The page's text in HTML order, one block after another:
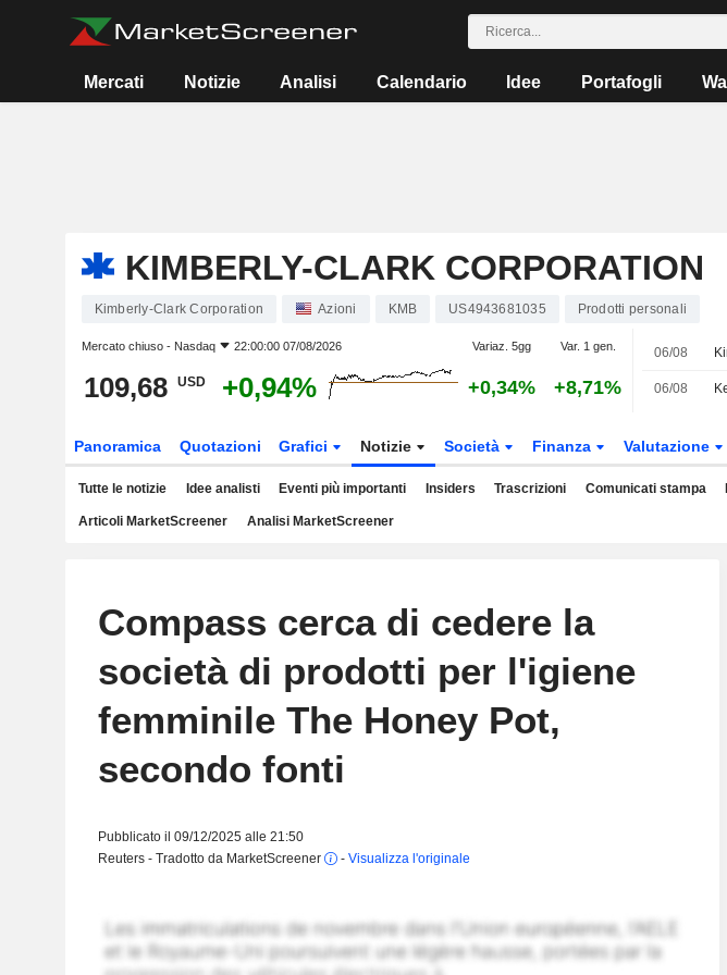
Mercati Notizie Analisi Calendario Idee Portafogli
KIMBERLY-CLARK CORPORATION
Kimberly-Clark Corporation Azioni KMB US4943681035 Prodotti personali
Mercato chiuso - Nasdaq 22:00:00 07/08/2026 Variaz. 5gg Var. 1 gen.
109,68 USD +0,94% +0,34% +8,71%
06/08
06/08
Panoramica Quotazioni Grafici Notizie Società Finanza Valutazione
Tutte le notizie Idee analisti Eventi più importanti Insiders Trascrizioni Comunicati stampa
Articoli MarketScreener Analisi MarketScreener
Compass cerca di cedere la
società di prodotti per l'igiene
femminile The Honey Pot,
secondo fonti
Pubblicato il 09/12/2025 alle 21:50
Reuters - Tradotto da MarketScreener
- Visualizza l'originale